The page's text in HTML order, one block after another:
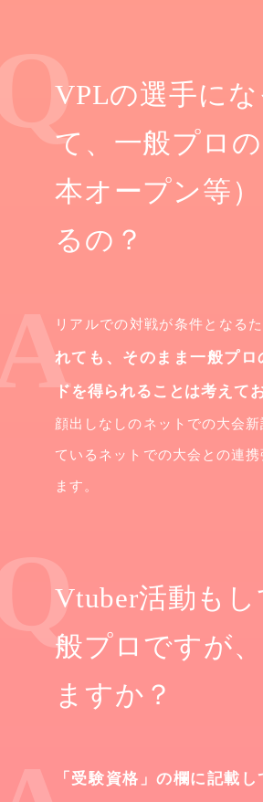
VPLの選手に
て、一般プロ
本オープン等
るの？
リアルでの対戦が条件となる
れても、そのまま一般プロ
ドを得られることは考えて
顔出しなしのネットでの大会
ているネットでの大会との連
ます。
Vtuber活動も
般プロですが
ますか？
「受験資格」の欄に記載